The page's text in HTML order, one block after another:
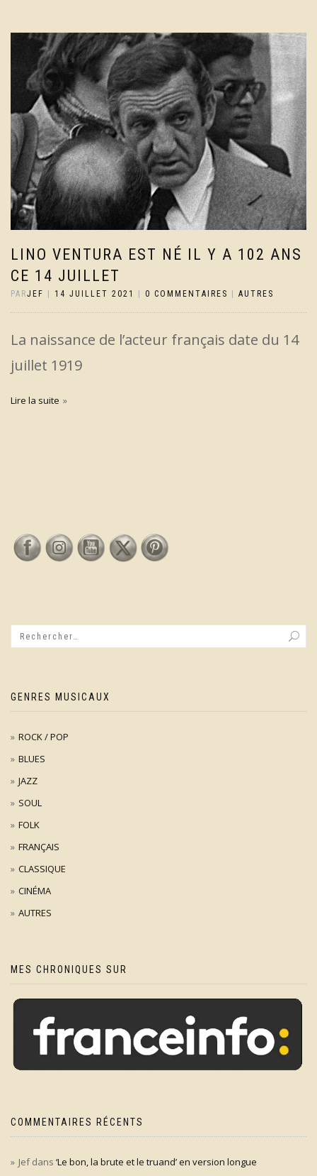
LINO VENTURA EST NÉ IL Y A 102 ANS
CE 14 JUILLET
PARJEF 14 JUILLET 2021 0 COMMENTAIRES AUTRES
La naissance de l’acteur français date du 14
juillet 1919
Lire la suite
GENRES MUSICAUX
ROCK / POP
BLUES
JAZZ
SOUL
FOLK
FRANÇAIS
CLASSIQUE
CINÉMA
AUTRES
MES CHRONIQUES SUR
COMMENTAIRES RÉCENTS
Jefdans ‘Le bon, la brute et le truand’ en version longue